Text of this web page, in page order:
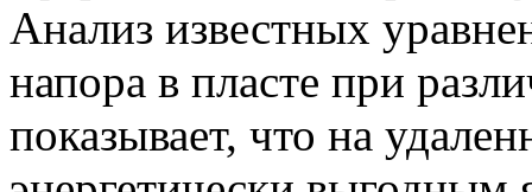
Анализ известных
напора в пласте при
показывает, что на